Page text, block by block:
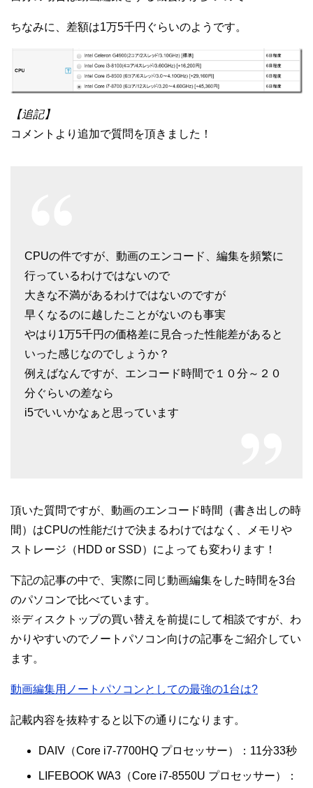
ちなみに、差額は1万5千円ぐらいのようです。
【追記】
コメントより追加で質問を頂きました！
CPUの件ですが、動画のエンコード、編集を頻繁に
行っているわけではないので
大きな不満があるわけではないのですが
早くなるのに越したことがないのも事実
やはり1万5千円の価格差に見合った性能差があると
いった感じなのでしょうか？
例えばなんですが、エンコード時間で１０分～２０
分ぐらいの差なら
i5でいいかなぁと思っています
頂いた質問ですが、動画のエンコード時間（書き出しの時
間）はCPUの性能だけで決まるわけではなく、メモリや
ストレージ（HDD or SSD）によっても変わります！
下記の記事の中で、実際に同じ動画編集をした時間を3台
のパソコンで比べています。
※ディスクトップの買い替えを前提にして相談ですが、わ
かりやすいのでノートパソコン向けの記事をご紹介してい
ます。
動画編集用ノートパソコンとしての最強の1台は?
記載内容を抜粋すると以下の通りになります。
DAIV（Core i7-7700HQ プロセッサー）：11分33秒
LIFEBOOK WA3（Core i7-8550U プロセッサー）：